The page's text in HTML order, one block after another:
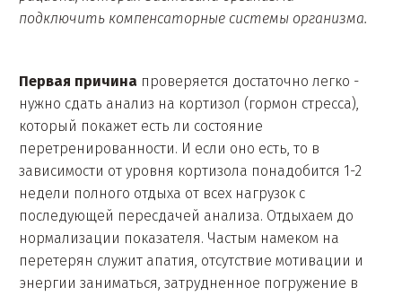
подключить компенсаторные системы организма.
Первая причина проверяется достаточно легко -
нужно сдать анализ на кортизол (гормон стресса),
который покажет есть ли состояние
перетренированности. И если оно есть, то в
зависимости от уровня кортизола понадобится 1-2
недели полного отдыха от всех нагрузок с
последующей пересдачей анализа. Отдыхаем до
нормализации показателя. Частым намеком на
перетерян служит апатия, отсутствие мотивации и
энергии заниматься, затрудненное погружение в